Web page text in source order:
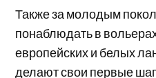
Также за молодым
понаблюдать в
европейских и белых
делают свои первые